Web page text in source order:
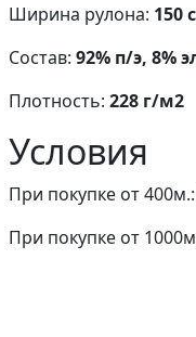
Ширина рулона: 150
Состав: 92% п/э, 8%
Плотность: 228 г/м2
Условия
При покупке от 400м.:
При покупке от